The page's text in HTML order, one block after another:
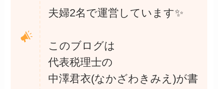
夫婦2名で運営しています✨
このブログは
代表税理士の
中澤君衣(なかざわきみえ)が書